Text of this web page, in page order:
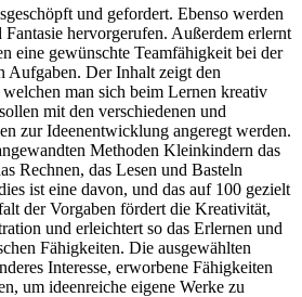
und gefordert. Ebenso werden
hervorgerufen. Außerdem erlernt
eine gewünschte Teamfähigkeit bei der
Aufgaben. Der Inhalt zeigt den
man sich beim Lernen kreativ
mit den verschiedenen und
zur Ideenentwicklung angeregt werden.
Methoden Kleinkindern das
Rechnen, das Lesen und Basteln
ist eine davon, und das auf 100 gezielt
der Vorgaben fördert die Kreativität,
und erleichtert so das Erlernen und
Fähigkeiten. Die ausgewählten
Interesse, erworbene Fähigkeiten
um ideenreiche eigene Werke zu